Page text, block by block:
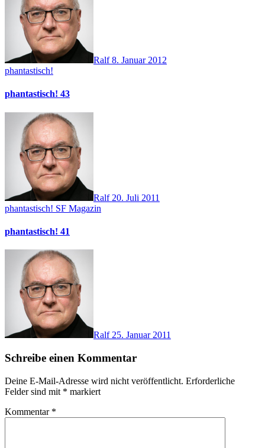
Ralf8. Januar 2012
phantastisch!
phantastisch! 43
Ralf 20. Juli 2011
phantastisch! SF Magazin
phantastisch! 41
Ralf 25. Januar 2011
Schreibe einen Kommentar
Deine E-Mail-Adresse wird nicht veröffentlicht. Erforderliche
Felder sind mit * markiert
Kommentar *